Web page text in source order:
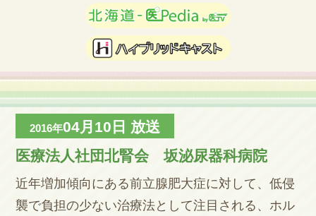
2016年04月10日 放送
医療法人社団北腎会 坂泌尿器科病院
近年増加傾向にある前立腺肥大症に対して、低侵
襲で負担の少ない治療法として注目される、ホル